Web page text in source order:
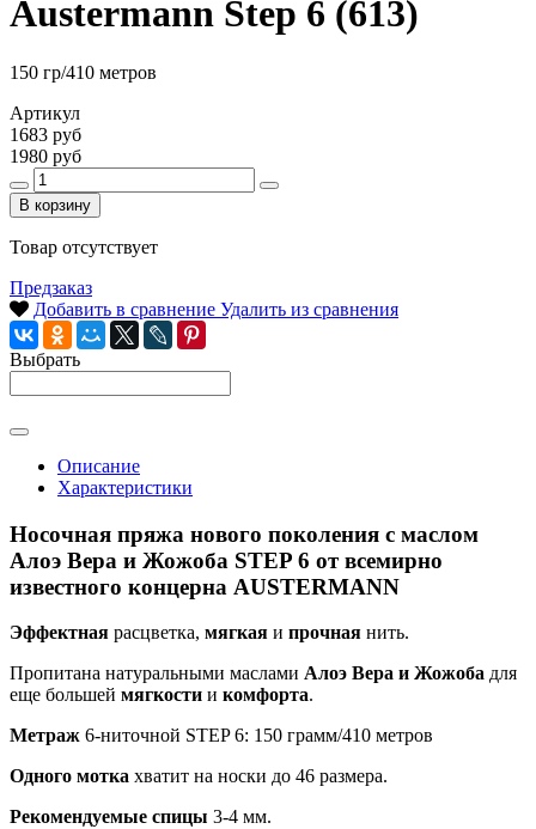
Austermann Step 6 (613)
150 гр/410 метров
Артикул
1683 руб
1980 руб
В корзину
Товар отсутствует
Предзаказ
Добавить в сравнение Удалить из сравнения
Выбрать
Описание
Характеристики
Носочная пряжа нового поколения с маслом
Алоэ Вера и Жожоба STEP 6 от всемирно
известного концерна AUSTERMANN
Эффектная расцветка, мягкая и прочная нить.
Пропитана натуральными маслами Алоэ Вера и Жожоба для
еще большей мягкости и комфорта.
Метраж 6-ниточной STEP 6: 150 грамм/410 метров
Одного мотка хватит на носки до 46 размера.
Рекомендуемые спицы 3-4 мм.